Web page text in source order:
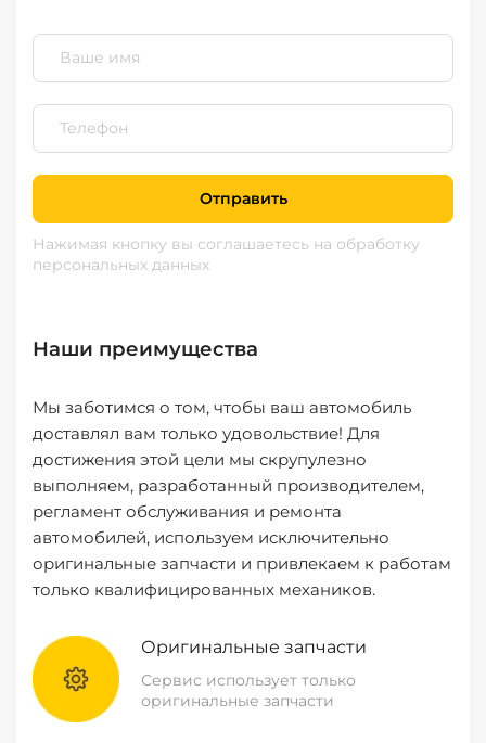
Отправить
Нажимая кнопку вы соглашаетесь на обработку
персональных данных
Наши преимущества
Мы заботимся о том, чтобы ваш автомобиль
доставлял вам только удовольствие! Для
достижения этой цели мы скрупулезно
выполняем, разработанный производителем,
регламент обслуживания и ремонта
автомобилей, используем исключительно
оригинальные запчасти и привлекаем к работам
только квалифицированных механиков.
Оригинальные запчасти
Сервис использует только
оригинальные запчасти